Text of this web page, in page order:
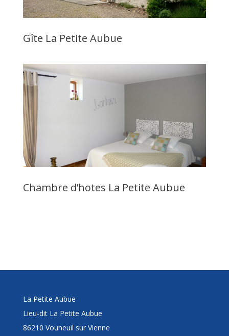
Gîte La Petite Aubue
Chambre d’hotes La Petite Aubue
La Petite Aubue
Lieu-dit La Petite Aubue
86210 Vouneuil sur Vienne